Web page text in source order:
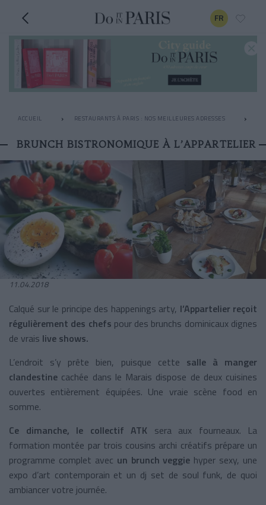
FR
ACCUEIL RESTAURANTS À PARIS : NOS MEILLEURES ADRESSES
BRUNCH BISTRONOMIQUE À L’APPARTELIER
11.04.2018
Calqué sur le principe des happenings arty, l’Appartelier reçoit
régulièrement des chefs pour des brunchs dominicaux dignes
de vrais live shows.
L’endroit s’y prête bien, puisque cette salle à manger
clandestine cachée dans le Marais dispose de deux cuisines
ouvertes entièrement équipées. Une vraie scène food en
somme.
Ce dimanche, le collectif ATK sera aux fourneaux. La
formation montée par trois cousins archi créatifs prépare un
programme complet avec un brunch veggie hyper sexy, une
expo d’art contemporain et un dj set de soul funk, de quoi
ambiancer votre journée.